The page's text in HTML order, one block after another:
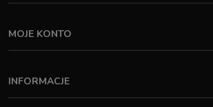
MOJE KONTO
INFORMACJE